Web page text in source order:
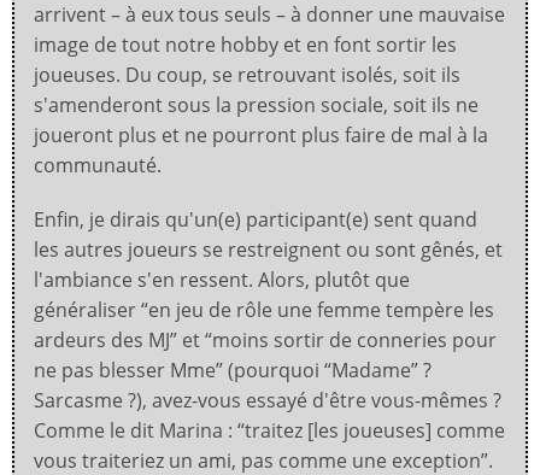
arrivent – à eux tous seuls – à donner une mauvaise
image de tout notre hobby et en font sortir les
joueuses. Du coup, se retrouvant isolés, soit ils
s'amenderont sous la pression sociale, soit ils ne
joueront plus et ne pourront plus faire de mal à la
communauté.
Enfin, je dirais qu'un(e) participant(e) sent quand
les autres joueurs se restreignent ou sont gênés, et
l'ambiance s'en ressent. Alors, plutôt que
généraliser “en jeu de rôle une femme tempère les
ardeurs des MJ” et “moins sortir de conneries pour
ne pas blesser Mme” (pourquoi “Madame” ?
Sarcasme ?), avez-vous essayé d'être vous-mêmes ?
Comme le dit Marina : “traitez [les joueuses] comme
vous traiteriez un ami, pas comme une exception”.